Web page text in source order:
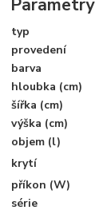
Parametry
typ
provedení
barva
hloubka (cm)
šířka (cm)
výška (cm)
objem (l)
krytí
příkon (W)
série